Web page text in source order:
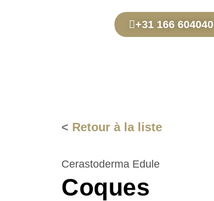
+31 166 604040
< Retour à la liste
Cerastoderma Edule
Coques